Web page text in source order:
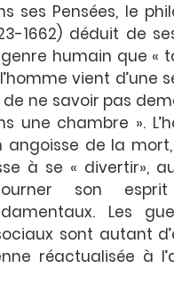
ses Pensées, le
1662) déduit de
humain que «
vient d’une
de ne savoir pas
une chambre ».
angoisse de la
à se « divertir»,
son
Les
sont autant
réactualisée à